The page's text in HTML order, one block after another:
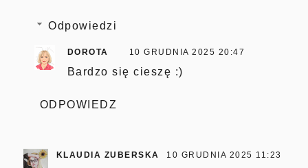
Odpowiedzi
DOROTA 10 GRUDNIA 2025 20:47
Bardzo się cieszę :)
ODPOWIEDZ
KLAUDIA ZUBERSKA 10 GRUDNIA 2025 11:23